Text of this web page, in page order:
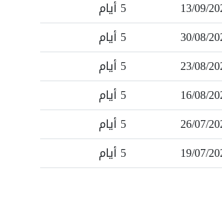
13/09/
5 أيام
30/08/
5 أيام
23/08/
5 أيام
16/08/
5 أيام
26/07/
5 أيام
19/07/ 5 أيام